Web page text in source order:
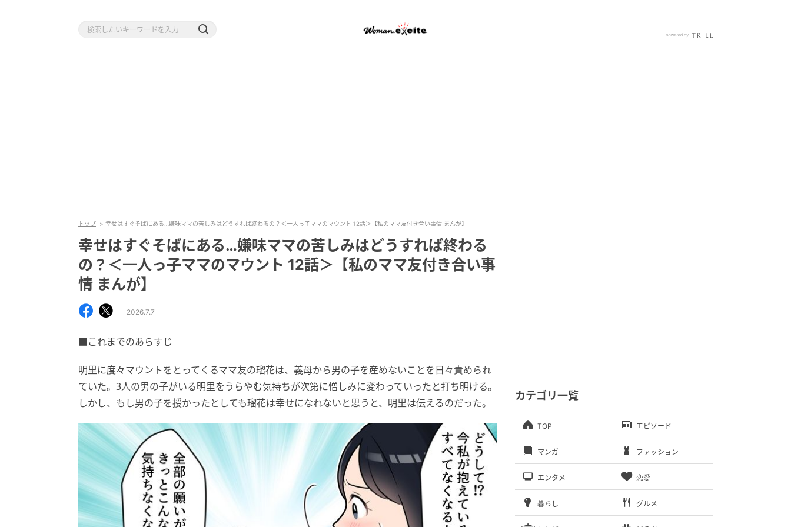
トップ 幸せはすぐそばにある…嫌味ママの苦しみはどうすれば終わるの？＜一人っ子ママのマウント 12話＞【私のママ友付き合い事情 まんが】
幸せはすぐそばにある…嫌味ママの苦しみはどうすれば終わる
の？＜一人っ子ママのマウント 12話＞【私のママ友付き合い事
情 まんが】
2026.7.7
■これまでのあらすじ
明里に度々マウントをとってくるママ友の瑠花は、義母から男の子を産めないことを日々責められ
ていた。3人の男の子がいる明里をうらやむ気持ちが次第に憎しみに変わっていったと打ち明ける。
しかし、もし男の子を授かったとしても瑠花は幸せになれないと思うと、明里は伝えるのだった。
カテゴリ一覧
TOP エピソード
マンガ ファッション
エンタメ 恋愛
暮らし グルメ